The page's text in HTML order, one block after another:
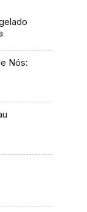
Nós: